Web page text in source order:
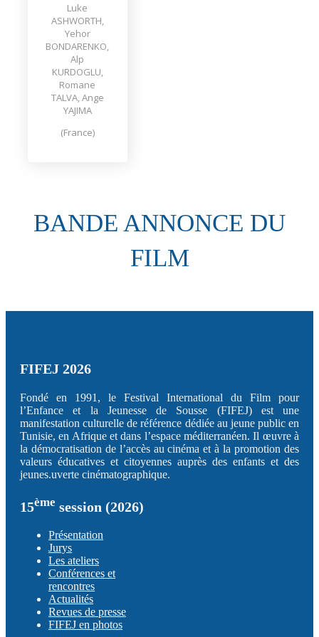
Luke
ASHWORTH,
Yehor
BONDARENKO,
Alp
KURDOGLU,
Romane
TALVA, Ange
YAJIMA
(France)
BANDE ANNONCE DU
FILM
FIFEJ 2026
Fondé en 1991, le Festival International du Film pour
l’Enfance et la Jeunesse de Sousse (FIFEJ) est une
manifestation culturelle de référence dédiée au jeune public en
Tunisie, en Afrique et dans l’espace méditerranéen. Il œuvre à
la démocratisation de l’accès au cinéma et à la promotion des
valeurs éducatives et citoyennes auprès des enfants et des
jeunes.uverte cinématographique.
15ème session (2026)
Présentation
Jurys
Les ateliers
Conférences et
rencontres
Actualités
Revues de presse
FIFEJ en photos